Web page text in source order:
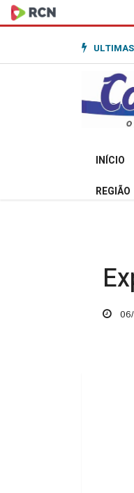
em Anita Garibaldi e
INÍCIO
REGIÃO